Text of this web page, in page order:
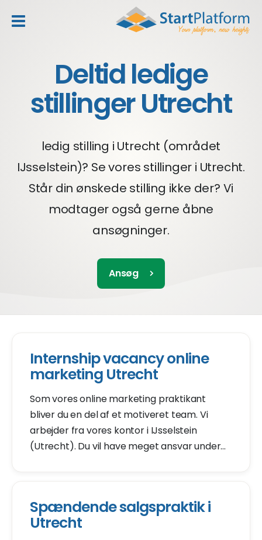
Deltid ledige
stillinger Utrecht
ledig stilling i Utrecht (området
IJsselstein)? Se vores stillinger i Utrecht.
Står din ønskede stilling ikke der? Vi
modtager også gerne åbne
ansøgninger.
Ansøg
Internship vacancy online
marketing Utrecht
Som vores online marketing praktikant
bliver du en del af et motiveret team. Vi
arbejder fra vores kontor i IJsselstein
(Utrecht). Du vil have meget ansvar under
Spændende salgspraktik i
Utrecht
header_toggle_navigation